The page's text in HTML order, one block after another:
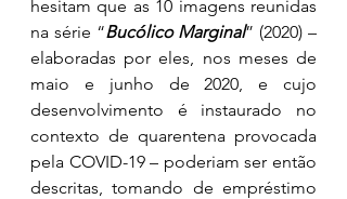
hesitam que as 10 imagens reunidas
na série “Bucólico Marginal” (2020) –
elaboradas por eles, nos meses de
maio e junho de 2020, e cujo
desenvolvimento é instaurado no
contexto de quarentena provocada
pela COVID-19 – poderiam ser então
descritas, tomando de empréstimo